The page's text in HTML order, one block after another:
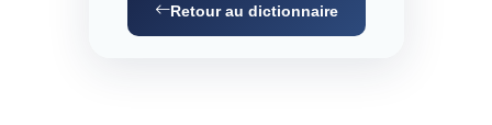
Retour au dictionnaire